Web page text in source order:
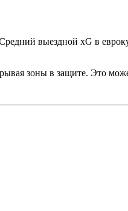
выездной xG в
зоны в защите. Это